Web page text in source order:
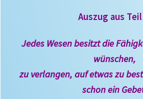
Auszug aus
Jedes Wesen besitzt die
wünschen,
zu verlangen, auf etwas zu
schon ein